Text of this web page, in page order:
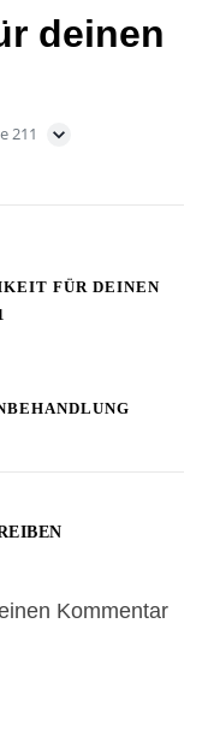
deinen
211
FÜR DEINEN
Kommentar